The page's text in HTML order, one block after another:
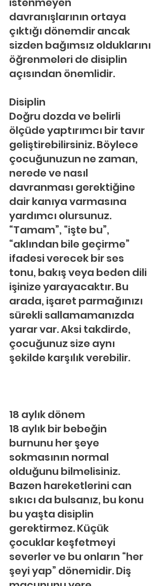
davranışlarının ortaya
çıktığı dönemdir ancak
sizden bağımsız olduklarını
öğrenmeleri de disiplin
açısından önemlidir.
Disiplin
Doğru dozda ve belirli
ölçüde yaptırımcı bir tavır
geliştirebilirsiniz. Böylece
çocuğunuzun ne zaman,
nerede ve nasıl
davranması gerektiğine
dair kanıya varmasına
yardımcı olursunuz.
“Tamam”, “işte bu”,
“aklından bile geçirme”
ifadesi verecek bir ses
tonu, bakış veya beden dili
işinize yarayacaktır. Bu
arada, işaret parmağınızı
sürekli sallamamanızda
yarar var. Aksi takdirde,
çocuğunuz size aynı
şekilde karşılık verebilir.
18 aylık dönem
18 aylık bir bebeğin
burnunu her şeye
sokmasının normal
olduğunu bilmelisiniz.
Bazen hareketlerini can
sıkıcı da bulsanız, bu konu
bu yaşta disiplin
gerektirmez. Küçük
çocuklar keşfetmeyi
severler ve bu onların “her
şeyi yap” dönemidir. Diş